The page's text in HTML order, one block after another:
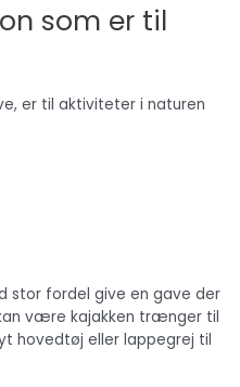
som er til
er til aktiviteter i naturen
stor fordel give en gave der
være kajakken trænger til
hovedtøj eller lappegrej til